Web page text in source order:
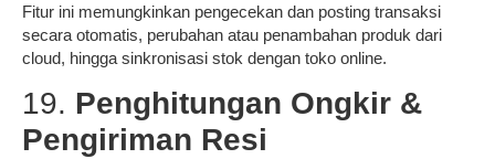
Fitur ini memungkinkan pengecekan dan posting transaksi
secara otomatis, perubahan atau penambahan produk dari
cloud, hingga sinkronisasi stok dengan toko online.
19. Penghitungan Ongkir &
Pengiriman Resi